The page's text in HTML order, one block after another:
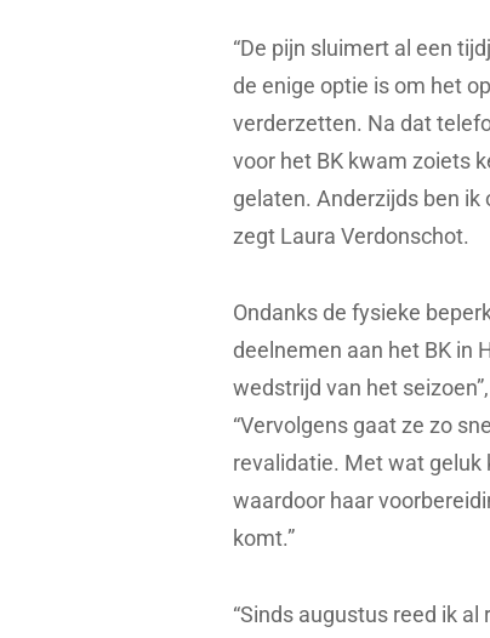
“De pijn sluimert al een
de enige optie is om het
verderzetten. Na dat
voor het BK kwam zoiets
gelaten. Anderzijds ben ik
zegt Laura Verdonschot.
Ondanks de fysieke
deelnemen aan het BK in
wedstrijd van het
“Vervolgens gaat ze zo
revalidatie. Met wat geluk
waardoor haar
komt.”
“Sinds augustus reed ik